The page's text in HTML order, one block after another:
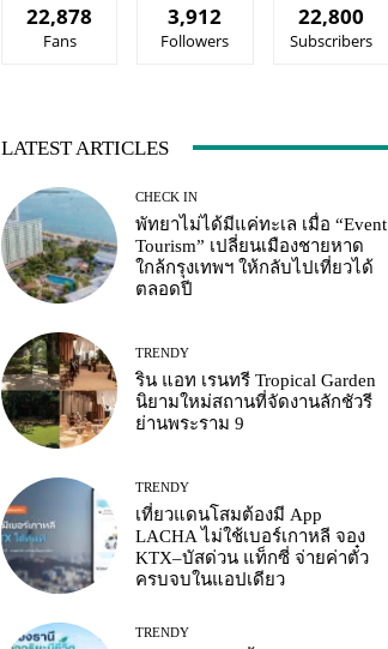
22,878
Fans
3,912
Followers
22,800
Subscribers
LATEST ARTICLES
CHECK IN
พัทยาไม่ได้มีแค่ทะเล เมื่อ “Event
Tourism” เปลี่ยนเมืองชายหาด
ใกล้กรุงเทพฯ ให้กลับไปเที่ยวได้
ตลอดปี
TRENDY
ริน แอท เรนทรี Tropical Garden
นิยามใหม่สถานที่จัดงานลักชัวรี
ย่านพระราม 9
TRENDY
เที่ยวแดนโสมต้องมี App
LACHA ไม่ใช้เบอร์เกาหลี จอง
KTX–บัสด่วน แท็กซี่ จ่ายค่าตั๋ว
ครบจบในแอปเดียว
TRENDY